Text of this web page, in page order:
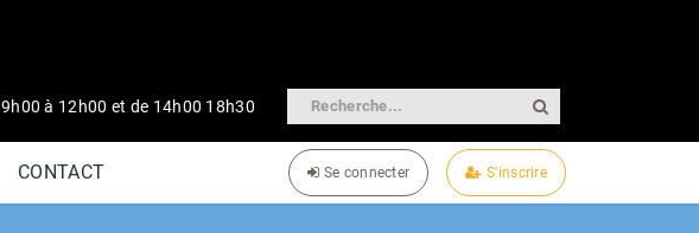
9h00 à 12h00 et de 14h00 18h30
CONTACT S'inscrire
Se connecter